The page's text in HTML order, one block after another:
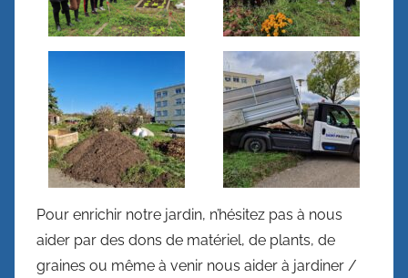
Pour enrichir notre jardin, n’hésitez pas à nous
aider par des dons de matériel, de plants, de
graines ou même à venir nous aider à jardiner /